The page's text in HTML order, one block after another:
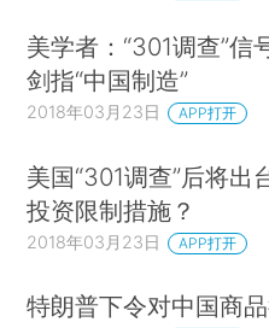
美学者：“301调查”信
剑指“中国制造”
2018年03月23日 APP打开
美国“301调查”后将出
投资限制措施？
2018年03月23日 APP打开
特朗普下令对中国商